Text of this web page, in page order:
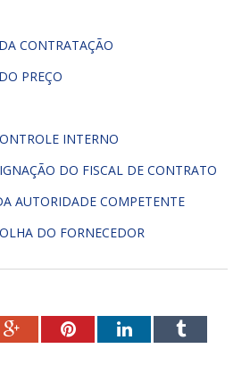
CONTRATAÇÃO
PREÇO
INTERNO
DO FISCAL DE CONTRATO
AUTORIDADE COMPETENTE
DO FORNECEDOR
Google+PinterestLinkedInTumblr